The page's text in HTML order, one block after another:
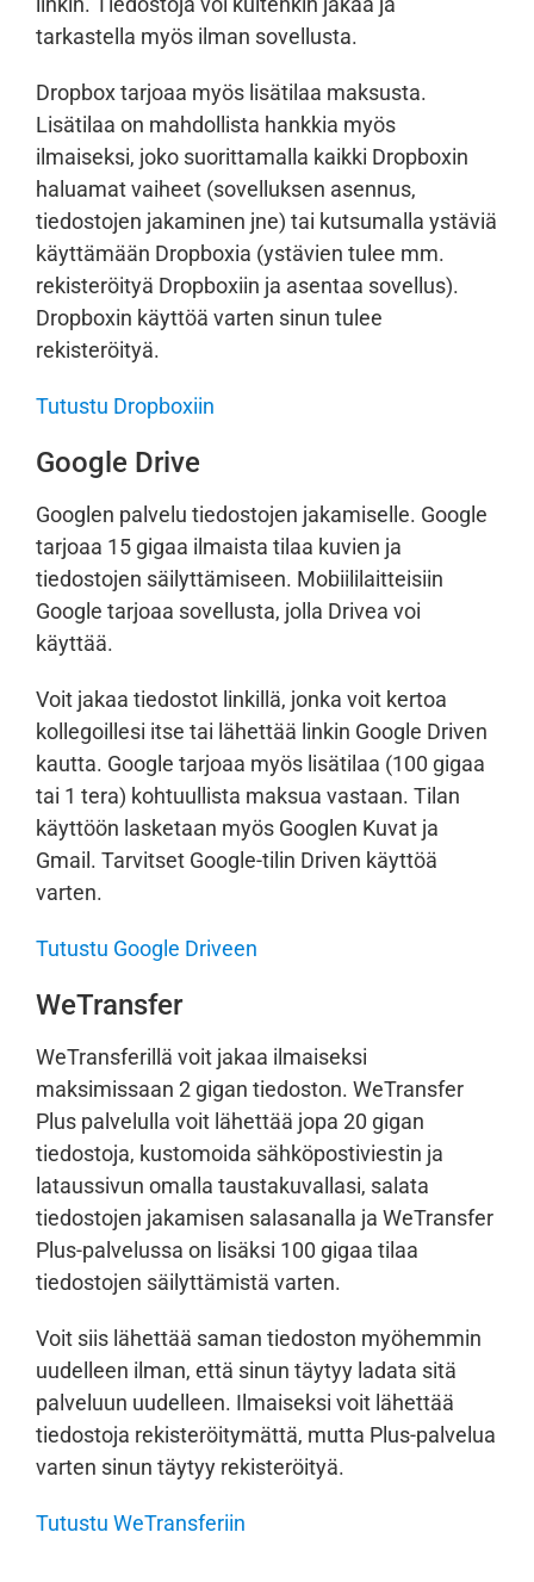
tarkastella myös ilman sovellusta.
Dropbox tarjoaa myös lisätilaa maksusta.
Lisätilaa on mahdollista hankkia myös
ilmaiseksi, joko suorittamalla kaikki Dropboxin
haluamat vaiheet (sovelluksen asennus,
tiedostojen jakaminen jne) tai kutsumalla ystäviä
käyttämään Dropboxia (ystävien tulee mm.
rekisteröityä Dropboxiin ja asentaa sovellus).
Dropboxin käyttöä varten sinun tulee
rekisteröityä.
Tutustu Dropboxiin
Google Drive
Googlen palvelu tiedostojen jakamiselle. Google
tarjoaa 15 gigaa ilmaista tilaa kuvien ja
tiedostojen säilyttämiseen. Mobiililaitteisiin
Google tarjoaa sovellusta, jolla Drivea voi
käyttää.
Voit jakaa tiedostot linkillä, jonka voit kertoa
kollegoillesi itse tai lähettää linkin Google Driven
kautta. Google tarjoaa myös lisätilaa (100 gigaa
tai 1 tera) kohtuullista maksua vastaan. Tilan
käyttöön lasketaan myös Googlen Kuvat ja
Gmail. Tarvitset Google-tilin Driven käyttöä
varten.
Tutustu Google Driveen
WeTransfer
WeTransferillä voit jakaa ilmaiseksi
maksimissaan 2 gigan tiedoston. WeTransfer
Plus palvelulla voit lähettää jopa 20 gigan
tiedostoja, kustomoida sähköpostiviestin ja
lataussivun omalla taustakuvallasi, salata
tiedostojen jakamisen salasanalla ja WeTransfer
Plus-palvelussa on lisäksi 100 gigaa tilaa
tiedostojen säilyttämistä varten.
Voit siis lähettää saman tiedoston myöhemmin
uudelleen ilman, että sinun täytyy ladata sitä
palveluun uudelleen. Ilmaiseksi voit lähettää
tiedostoja rekisteröitymättä, mutta Plus-palvelua
varten sinun täytyy rekisteröityä.
Tutustu WeTransferiin